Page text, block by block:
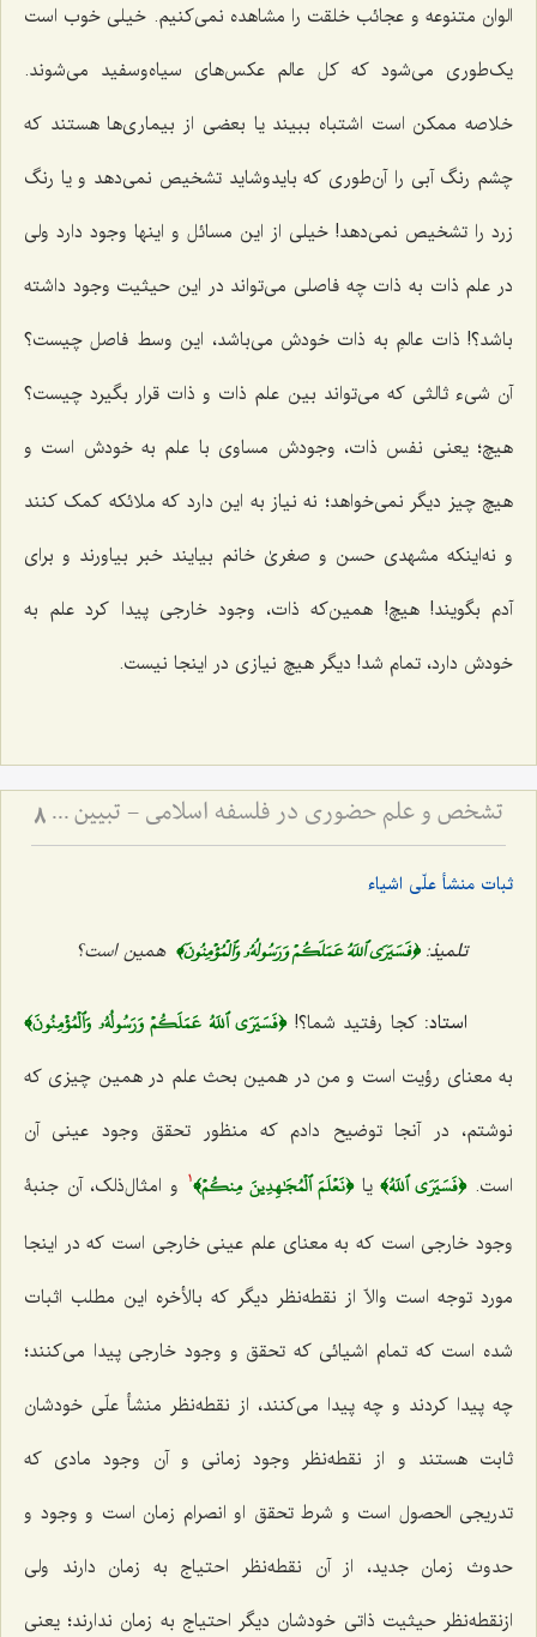
الوان متنوعه و عجائب خلقت را مشاهده نمی‌کنیم. خیلی خوب است
یک‌طوری می‌شود که کل عالم عکس‌های سیاه‌وسفید می‌شوند.
خلاصه ممکن است اشتباه ببیند یا بعضی از بیماری‌ها هستند که
چشم رنگ آبی را آن‌طوری که بایدوشاید تشخیص نمی‌دهد و یا رنگ
زرد را تشخیص نمی‌دهد! خیلی از این مسائل و اینها وجود دارد ولی
در علم ذات به ذات چه فاصلی می‌تواند در این حیثیت وجود داشته
باشد؟! ذات عالمِ به ذات خودش می‌باشد، این وسط فاصل چیست؟
آن شی‌ء ثالثی که می‌تواند بین علم ذات و ذات قرار بگیرد چیست؟
هیچ؛ یعنی نفس ذات، وجودش مساوی با علم به خودش است و
هیچ چیز دیگر نمی‌خواهد؛ نه نیاز به این دارد که ملائکه کمک کنند
و نه‌اینکه مشهدی حسن و صغریٰ خانم بیایند خبر بیاورند و برای
آدم بگویند! هیچ! همین‌که ذات، وجود خارجی پیدا کرد علم به
خودش دارد، تمام شد! دیگر هیچ نیازی در اینجا نیست.
تشخص و علم حضوری در فلسفه اسلامی - تبیین جایگاه علم حضوری در احاطه بر هستی 8
ثبات منشأ علّی اشیاء
تلمیذ:﴿فَسَيَرَى ٱللَهُ عَمَلَكُمۡ وَرَسُولُهُۥ وَٱلۡمُؤۡمِنُونَ﴾ همین است؟
استاد: کجا رفتید شما؟!﴿فَسَيَرَى ٱللَهُ عَمَلَكُمۡ وَرَسُولُهُۥ وَٱلۡمُؤۡمِنُونَ﴾
به معنای رؤیت است و من در همین بحث علم در همین چیزی که
نوشتم، در آنجا توضیح دادم که منظور تحقق وجود عینی آن
است.﴿فَسَيَرَى ٱللَهُ﴾یا﴿نَعۡلَمَ ٱلۡمُجَٰهِدِينَ مِنكُمۡ﴾1
و امثال‌ذلک، آن جنبۀ
وجود خارجی است که به معنای علم عینی خارجی است که در اینجا
مورد توجه است والاّ از نقطه‌نظر دیگر که بالأخره این مطلب اثبات
شده است که تمام اشیائی که تحقق و وجود خارجی پیدا می‌کنند؛
چه پیدا کردند و چه پیدا می‌کنند، از نقطه‌نظر منشأ علّی خودشان
ثابت هستند و از نقطه‌نظر وجود زمانی و آن وجود مادی که
تدریجی الحصول است و شرط تحقق او انصرام زمان است و وجود و
حدوث زمان جدید، از آن نقطه‌نظر احتیاج به زمان دارند ولی
ازنقطه‌نظر حیثیت ذاتی خودشان دیگر احتیاج به زمان ندارند؛ یعنی